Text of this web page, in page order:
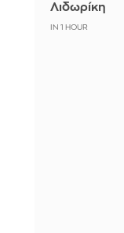
Λιδωρίκη
IN 1 HOUR